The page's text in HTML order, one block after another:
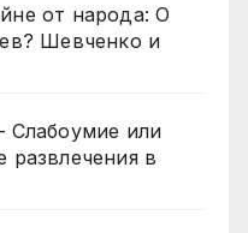
от народа: О
Шевченко и
Слабоумие или
в